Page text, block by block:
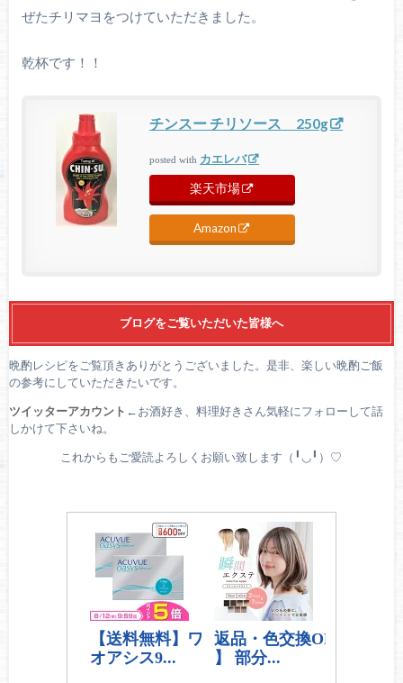
ぜたチリマヨをつけていただきました。
乾杯です！！
チンスー チリソース 250g
posted with カエレバ
楽天市場
Amazon
ブログをご覧いただいた皆様へ
晩酌レシピをご覧頂きありがとうございました。是非、楽しい晩酌ご飯
の参考にしていただきたいです。
ツイッターアカウント ←お酒好き、料理好きさん気軽にフォローして話
しかけて下さいね。
これからもご愛読よろしくお願い致します（╹◡╹）♡